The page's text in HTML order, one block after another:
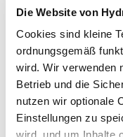
Die Website von
Cookies sind kleine
ordnungsgemäß
wird. Wir verwenden
Betrieb und die
nutzen wir optionale
Einstellungen zu
wird, und um Inhalte